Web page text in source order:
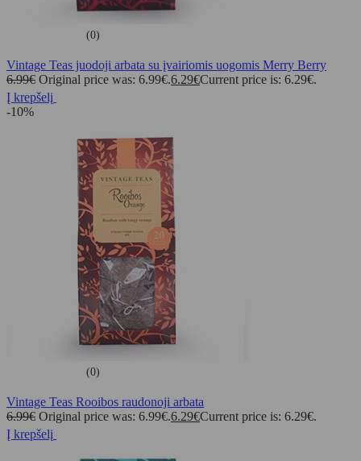
(0)
Vintage Teas juodoji arbata su įvairiomis uogomis Merry Berry
6.99€ Original price was: 6.99€.6.29€Current price is: 6.29€.
Į krepšelį
-10%
(0)
Vintage Teas Rooibos raudonoji arbata
6.99€ Original price was: 6.99€.6.29€Current price is: 6.29€.
Į krepšelį